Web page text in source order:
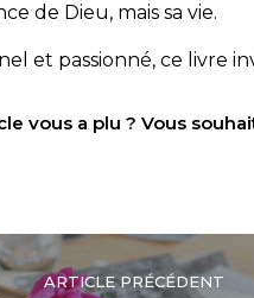
de Dieu, mais sa vie.
et passionné, ce livre
vous a plu ? Vous
ARTICLE PRÉCÉDENT